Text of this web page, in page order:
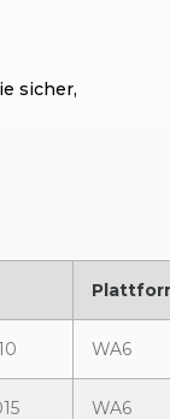
sicher,
WA6
WA6